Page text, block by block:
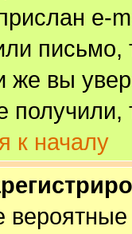
e-
письмо,
же вы
к началу